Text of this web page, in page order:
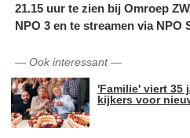
21.15 uur te zien bij Omroep
NPO 3 en te streamen via NPO
— Ook interessant—
'Familie' viert 35
kijkers voor